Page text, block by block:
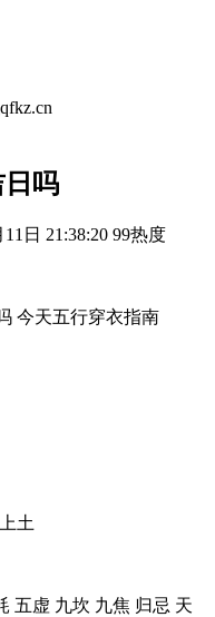
日吗
日 21:38:20 99热度
土
五虚 九坎 九焦 归忌 天